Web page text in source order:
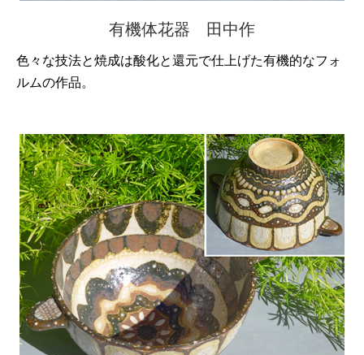
有機体花器 田中作
色々な技法と焼成は酸化と還元で仕上げた有機的なフォ
ルムの作品。